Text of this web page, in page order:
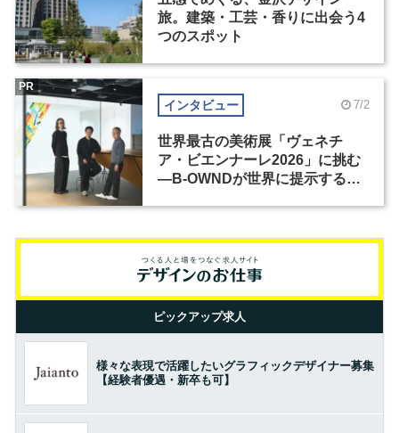
旅。建築・工芸・香りに出会う4
つのスポット
インタビュー 7/2
世界最古の美術展「ヴェネチ
ア・ビエンナーレ2026」に挑む
―B-OWNDが世界に提示する美
PR
ピックアップ求人
様々な表現で活躍したいグラフィックデザイナー募集
【経験者優遇・新卒も可】